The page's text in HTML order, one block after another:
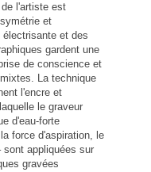
l'artiste est
et
et des
gardent une
de conscience et
La technique
l'encre et
le graveur
d'eau-forte
force d'aspiration, le
appliquées sur
gravées